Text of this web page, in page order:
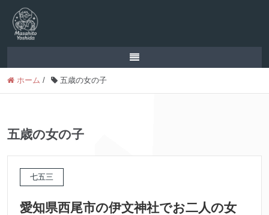
ホーム / 五歳の女の子
五歳の女の子
七五三
愛知県西尾市の伊文神社でお二人の女